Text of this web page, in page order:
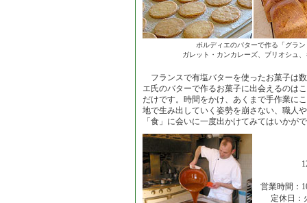
ボルディエのバターで作る「グラ
ガレット・カンカレーズ、ブリオシュ
フランスで有塩バターを使ったお菓子は
エ氏のバターで作るお菓子に出会えるのは
だけです。時間をかけ、あくまで手作業に
地で生み出していく姿勢を崩さない、職人
「食」に会いに一度出かけてみてはいかが
営業時間：
定休日：